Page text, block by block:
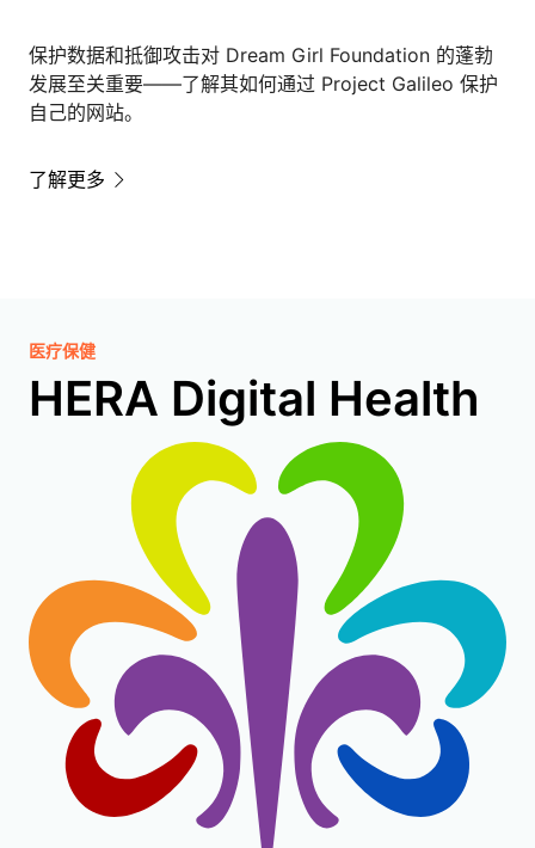
保护数据和抵御攻击对 Dream Girl Foundation 的蓬勃
发展至关重要——了解其如何通过 Project Galileo 保护
自己的网站。
了解更多
医疗保健
HERA Digital Health